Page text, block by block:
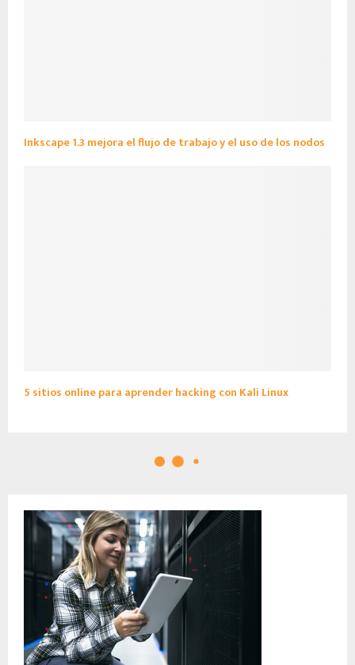
Inkscape 1.3 mejora el flujo de trabajo y el uso de los nodos
5 sitios online para aprender hacking con Kali Linux